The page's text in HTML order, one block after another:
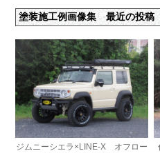
塗装施工例画像集 最近の投稿
ジムニーシエラ×LINE-X オフロー